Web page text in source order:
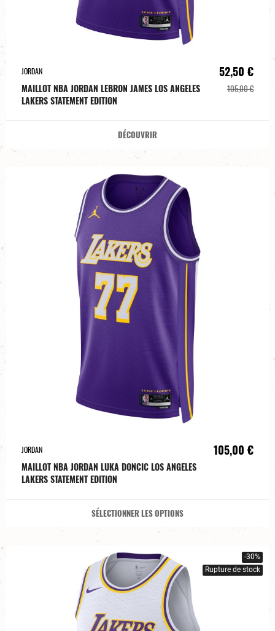
JORDAN
MAILLOT NBA JORDAN LEBRON JAMES LOS ANGELES
LAKERS STATEMENT EDITION
52,50 €
105,00 €
DÉCOUVRIR
JORDAN
MAILLOT NBA JORDAN LUKA DONCIC LOS ANGELES
LAKERS STATEMENT EDITION
105,00 €
SÉLECTIONNER LES OPTIONS
-30%
Rupture de stock